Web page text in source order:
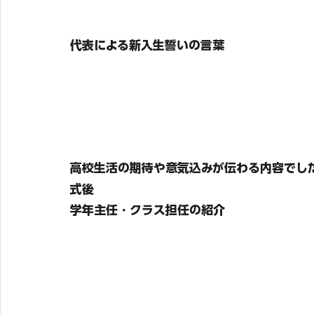
代表による新入生誓いの言葉
高校生活の期待や意気込みが伝わる内容でし
式後
学年主任・クラス担任の紹介